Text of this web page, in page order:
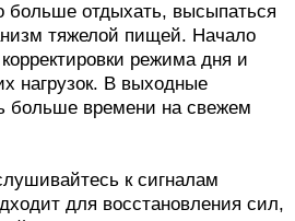
больше отдыхать, высыпаться
тяжелой пищей. Начало
режима дня и
нагрузок. В выходные
больше времени на свежем
к сигналам
для восстановления сил,